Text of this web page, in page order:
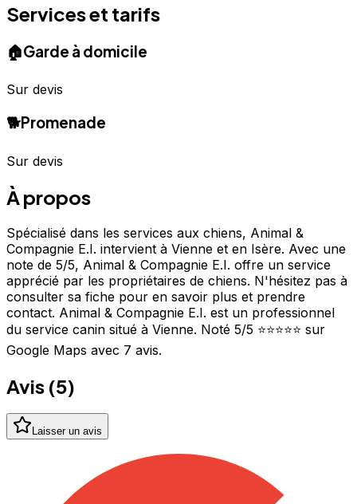
Services et tarifs
🏠Garde à domicile
Sur devis
🐕Promenade
Sur devis
À propos
Spécialisé dans les services aux chiens, Animal &
Compagnie E.I. intervient à Vienne et en Isère. Avec une
note de 5/5, Animal & Compagnie E.I. offre un service
apprécié par les propriétaires de chiens. N'hésitez pas à
consulter sa fiche pour en savoir plus et prendre
contact. Animal & Compagnie E.I. est un professionnel
du service canin situé à Vienne. Noté 5/5 ⭐⭐⭐⭐⭐ sur
Google Maps avec 7 avis.
Avis (5)
Laisser un avis